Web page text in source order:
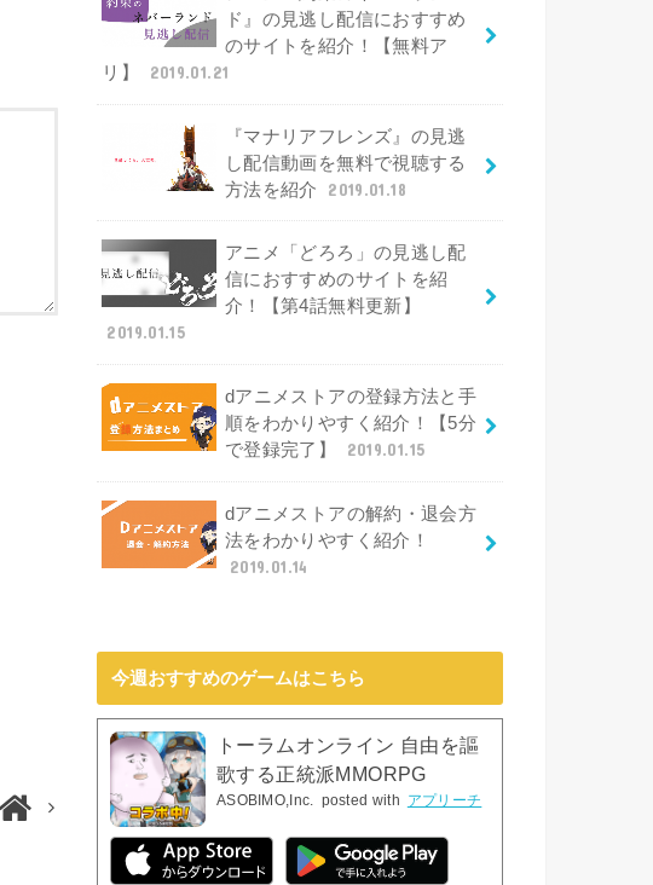
ド』の見逃し配信におすすめ
のサイトを紹介！【無料ア
リ】
2019.01.21
『マナリアフレンズ』の見逃
し配信動画を無料で視聴する
方法を紹介
2019.01.18
アニメ「どろろ」の見逃し配
信におすすめのサイトを紹
介！【第4話無料更新】
2019.01.15
dアニメストアの登録方法と手
順をわかりやすく紹介！【5分
で登録完了】
2019.01.15
dアニメストアの解約・退会方
法をわかりやすく紹介！
2019.01.14
今週おすすめのゲームはこちら
トーラムオンライン 自由を謳
歌する正統派MMORPG
ASOBIMO,Inc. posted with アプリーチ